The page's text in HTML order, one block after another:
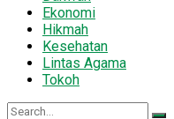
Ekonomi
Hikmah
Kesehatan
Lintas Agama
Tokoh